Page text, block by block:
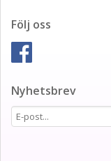
Följ oss
Nyhetsbrev